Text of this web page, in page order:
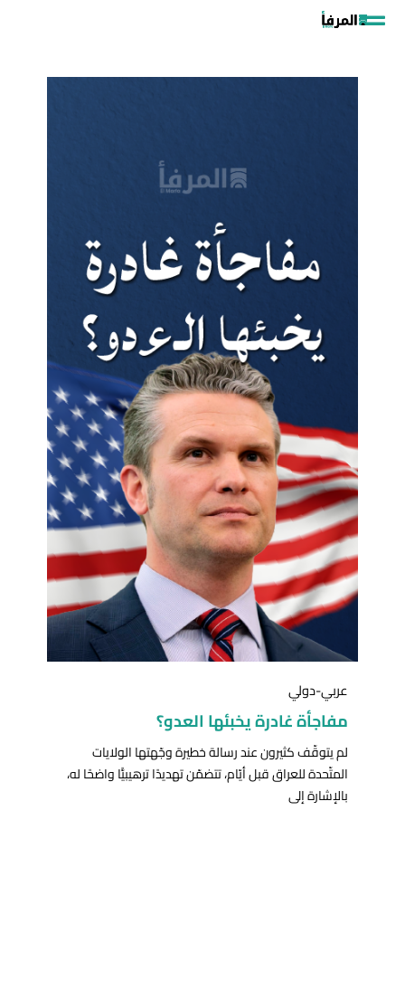
عربي-دولي
مفاجأة غادرة يخبئها العدو؟
لم يتوقّف كثيرون عند رسالة خطيرة وجّهتها الولايات
المتّحدة للعراق قبل أيّام، تتضمّن تهديدًا ترهيبيًّا واضحًا له،
بالإشارة إلى